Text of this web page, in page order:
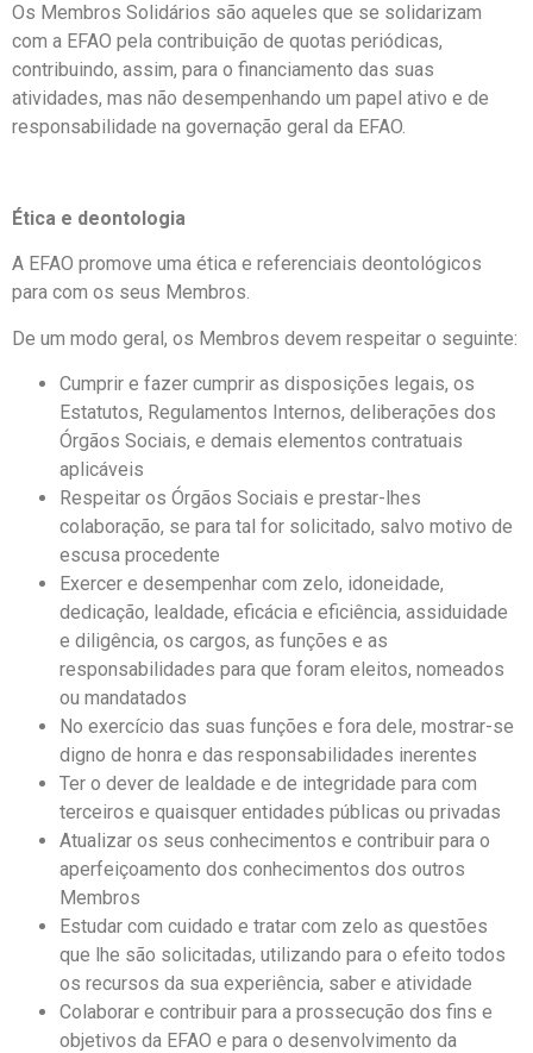
Os Membros Solidários são aqueles que se solidarizam
com a EFAO pela contribuição de quotas periódicas,
contribuindo, assim, para o financiamento das suas
atividades, mas não desempenhando um papel ativo e de
responsabilidade na governação geral da EFAO.
Ética e deontologia
A EFAO promove uma ética e referenciais deontológicos
para com os seus Membros.
De um modo geral, os Membros devem respeitar o seguinte:
Cumprir e fazer cumprir as disposições legais, os
Estatutos, Regulamentos Internos, deliberações dos
Órgãos Sociais, e demais elementos contratuais
aplicáveis
Respeitar os Órgãos Sociais e prestar-lhes
colaboração, se para tal for solicitado, salvo motivo de
escusa procedente
Exercer e desempenhar com zelo, idoneidade,
dedicação, lealdade, eficácia e eficiência, assiduidade
e diligência, os cargos, as funções e as
responsabilidades para que foram eleitos, nomeados
ou mandatados
No exercício das suas funções e fora dele, mostrar-se
digno de honra e das responsabilidades inerentes
Ter o dever de lealdade e de integridade para com
terceiros e quaisquer entidades públicas ou privadas
Atualizar os seus conhecimentos e contribuir para o
aperfeiçoamento dos conhecimentos dos outros
Membros
Estudar com cuidado e tratar com zelo as questões
que lhe são solicitadas, utilizando para o efeito todos
os recursos da sua experiência, saber e atividade
Colaborar e contribuir para a prossecução dos fins e
objetivos da EFAO e para o desenvolvimento da